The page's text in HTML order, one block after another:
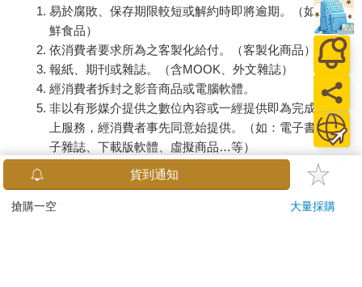
易於腐敗、保存期限較短或解約時即將逾期。（如：生
鮮食品）
依消費者要求所為之客製化給付。（客製化商品）
報紙、期刊或雜誌。（含MOOK、外文雜誌）
經消費者拆封之影音商品或電腦軟體。
非以有形媒介提供之數位內容或一經提供即為完成之線
上服務，經消費者事先同意始提供。（如：電子書、電
子雜誌、下載版軟體、虛擬商品…等）
已拆封之個人衛生用品。（如：內衣褲、刮鬍刀、除毛
若非上列種類商品，均享有到貨7天的猶豫期（含例假
貨到通知
搶購一空 大量採購